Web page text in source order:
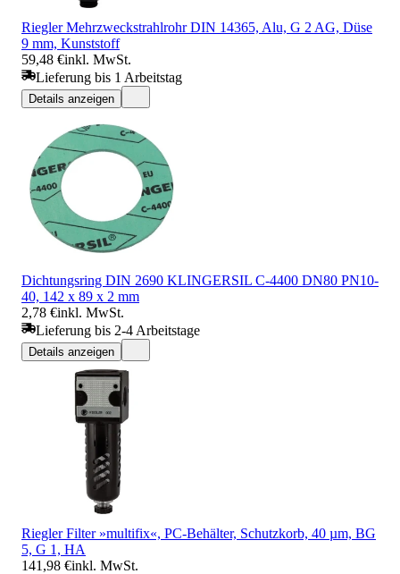
Riegler Mehrzweckstrahlrohr DIN 14365, Alu, G 2 AG, Düse
9 mm, Kunststoff
59,48 €inkl. MwSt.
Lieferung bis 1 Arbeitstag
Details anzeigen
Dichtungsring DIN 2690 KLINGERSIL C-4400 DN80 PN10-
40, 142 x 89 x 2 mm
2,78 €inkl. MwSt.
Lieferung bis 2-4 Arbeitstage
Details anzeigen
Riegler Filter »multifix«, PC-Behälter, Schutzkorb, 40 µm, BG
5, G 1, HA
141,98 €inkl. MwSt.